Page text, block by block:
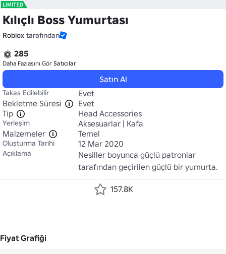
Kılıçlı Boss Yumurtası
Roblox tarafından
285
Daha Fazlasını Gör Satıcılar
Satın Al
Takas Edilebilir
Evet
Bekletme Süresi
Evet
Tip
Head Accessories
Yerleşim
Aksesuarlar | Kafa
Malzemeler
Temel
Oluşturma Tarihi 12 Mar 2020
Açıklama
Nesiller boyunca güçlü patronlar
tarafından geçirilen güçlü bir yumurta.
157.8K
Fiyat Grafiği